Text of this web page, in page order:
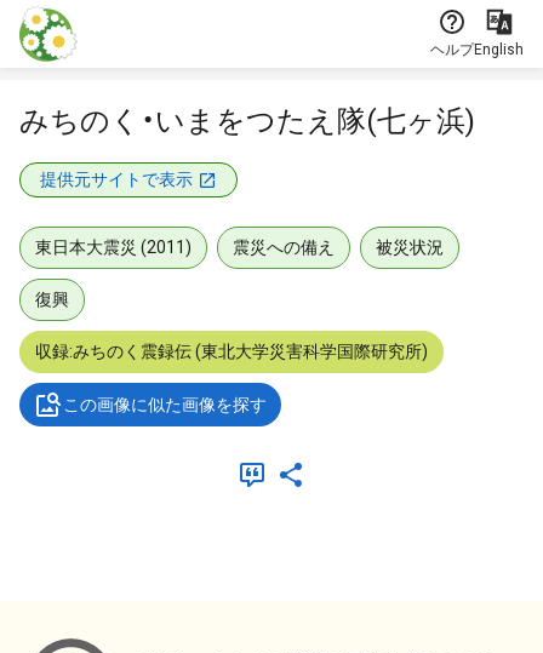
本文に飛ぶ
ヘルプEnglish
みちのく・いまをつたえ隊(七ヶ浜)
提供元サイトで表示
東日本大震災 (2011) 震災への備え 被災状況
復興
収録:みちのく震録伝 (東北大学災害科学国際研究所)
この画像に似た画像を探す